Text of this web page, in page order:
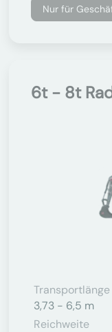
Nur für
6t - 8t
Transportlänge
3,73 - 6,5 m
Reichweite